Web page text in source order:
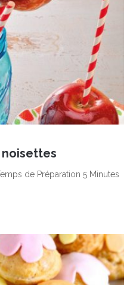
noisettes
de Préparation 5 Minutes